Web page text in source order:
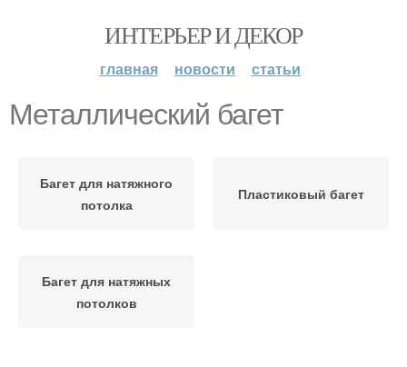
ИНТЕРЬЕР И ДЕКОР
главная новости статьи
Металлический багет
Багет для натяжного
потолка
Пластиковый багет
Багет для натяжных
потолков